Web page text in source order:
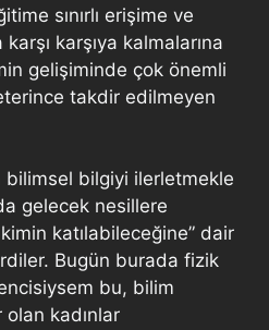
sınırlı erişime ve
karşıya kalmalarına
gelişiminde çok önemli
takdir edilmeyen
bilimsel bilgiyi ilerletmekle
gelecek nesillere
katılabileceğine” dair
Bugün burada fizik
bu, bilim
kadınlar